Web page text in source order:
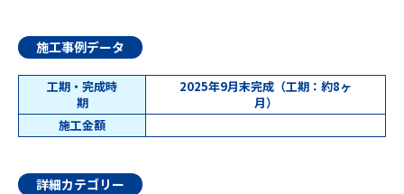
施工事例データ
工期・完成時
期
2025年9月末完成（工期：約8ヶ
月）
施工金額
詳細カテゴリー